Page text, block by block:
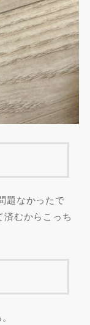
題なかったで
むからこっち